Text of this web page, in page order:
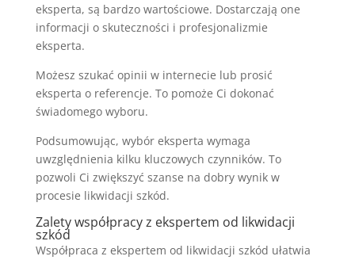
eksperta, są bardzo wartościowe. Dostarczają one
informacji o skuteczności i profesjonalizmie
eksperta.
Możesz szukać opinii w internecie lub prosić
eksperta o referencje. To pomoże Ci dokonać
świadomego wyboru.
Podsumowując, wybór eksperta wymaga
uwzględnienia kilku kluczowych czynników. To
pozwoli Ci zwiększyć szanse na dobry wynik w
procesie likwidacji szkód.
Zalety współpracy z ekspertem od likwidacji
szkód
Współpraca z ekspertem od likwidacji szkód ułatwia